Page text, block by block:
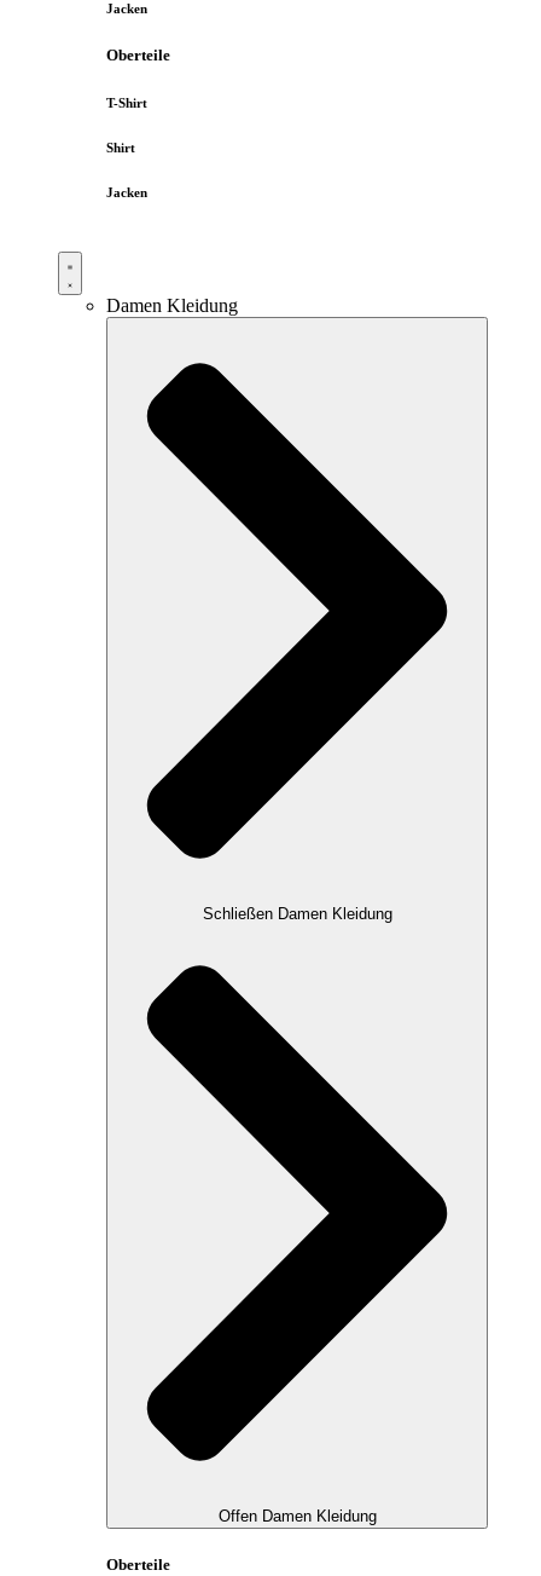
Jacken
Oberteile
T-Shirt
Shirt
Jacken
Damen Kleidung
Schließen Damen Kleidung
Offen Damen Kleidung
Oberteile